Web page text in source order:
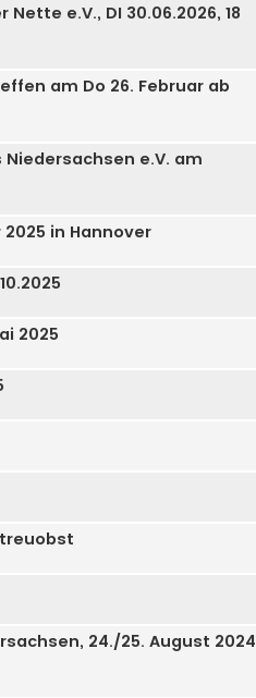
e.V., DI 30.06.2026, 18
am Do 26. Februar ab
e.V. am
in Hannover
2025
24./25. August 2024